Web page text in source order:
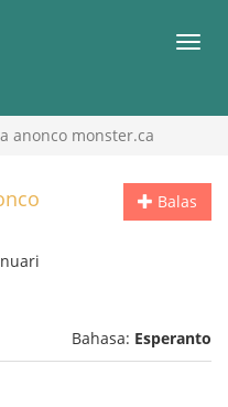
anonco monster.ca
Balas
Bahasa: Esperanto